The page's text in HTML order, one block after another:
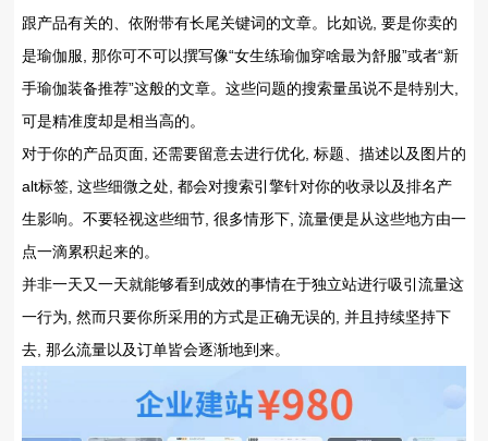
跟产品有关的、依附带有长尾关键词的文章。比如说, 要是你卖的
是瑜伽服, 那你可不可以撰写像“女生练瑜伽穿啥最为舒服”或者“新
手瑜伽装备推荐”这般的文章。这些问题的搜索量虽说不是特别大,
可是精准度却是相当高的。
对于你的产品页面, 还需要留意去进行优化, 标题、描述以及图片的
alt标签, 这些细微之处, 都会对搜索引擎针对你的收录以及排名产
生影响。不要轻视这些细节, 很多情形下, 流量便是从这些地方由一
点一滴累积起来的。
并非一天又一天就能够看到成效的事情在于独立站进行吸引流量这
一行为, 然而只要你所采用的方式是正确无误的, 并且持续坚持下
去, 那么流量以及订单皆会逐渐地到来。